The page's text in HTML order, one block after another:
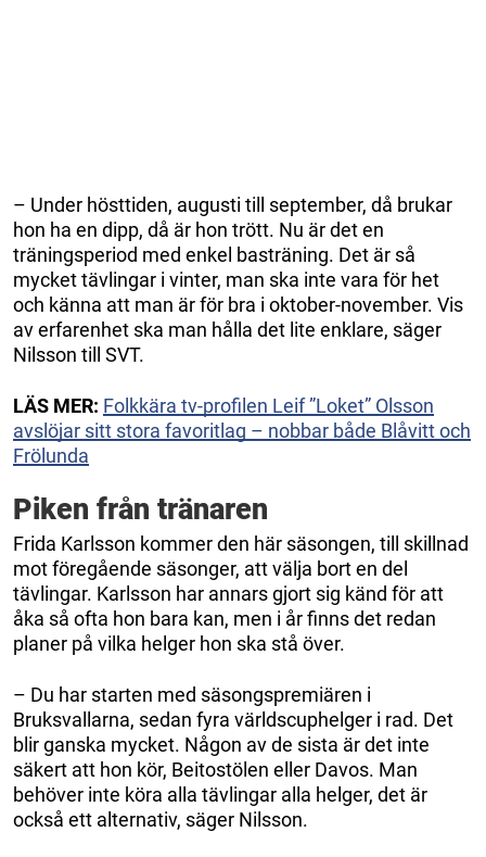
– Under hösttiden, augusti till september, då brukar
hon ha en dipp, då är hon trött. Nu är det en
träningsperiod med enkel basträning. Det är så
mycket tävlingar i vinter, man ska inte vara för het
och känna att man är för bra i oktober-november. Vis
av erfarenhet ska man hålla det lite enklare, säger
Nilsson till SVT.
LÄS MER: Folkkära tv-profilen Leif ”Loket” Olsson
avslöjar sitt stora favoritlag – nobbar både Blåvitt och
Frölunda
Piken från tränaren
Frida Karlsson kommer den här säsongen, till skillnad
mot föregående säsonger, att välja bort en del
tävlingar. Karlsson har annars gjort sig känd för att
åka så ofta hon bara kan, men i år finns det redan
planer på vilka helger hon ska stå över.
– Du har starten med säsongspremiären i
Bruksvallarna, sedan fyra världscuphelger i rad. Det
blir ganska mycket. Någon av de sista är det inte
säkert att hon kör, Beitostölen eller Davos. Man
behöver inte köra alla tävlingar alla helger, det är
också ett alternativ, säger Nilsson.